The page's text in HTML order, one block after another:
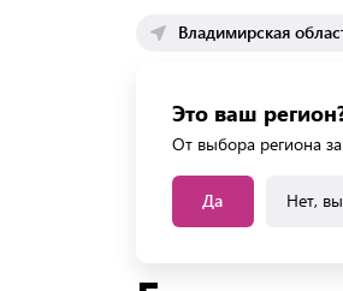
Владимирская
Это ваш
От выбора региона
Да Нет,
Главная Каталог